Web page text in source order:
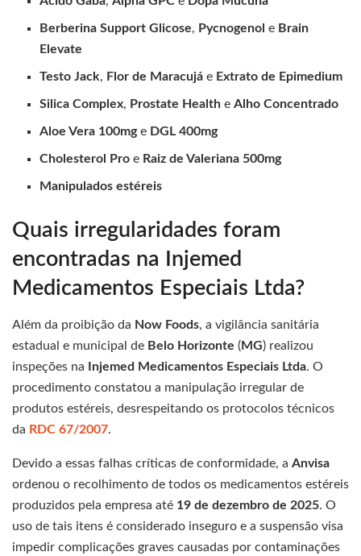
Berberina Support Glicose, Pycnogenol e Brain
Elevate
Testo Jack, Flor de Maracujá e Extrato de Epimedium
Silica Complex, Prostate Health eAlho Concentrado
Aloe Vera 100mge DGL 400mg
Cholesterol Pro e Raiz de Valeriana 500mg
Manipulados estéreis
Quais irregularidades foram
encontradas na Injemed
Medicamentos Especiais Ltda?
Além da proibição da Now Foods, a vigilância sanitária
estadual e municipal de Belo Horizonte (MG) realizou
inspeções na
Injemed Medicamentos Especiais Ltda. O
procedimento constatou a manipulação irregular de
produtos estéreis, desrespeitando os protocolos técnicos
da RDC 67/2007.
Devido a essas falhas críticas de conformidade, a Anvisa
ordenou o recolhimento de todos os medicamentos estéreis
produzidos pela empresa até 19 de dezembro de 2025. O
uso de tais itens é considerado inseguro e a suspensão visa
impedir complicações graves causadas por contaminações